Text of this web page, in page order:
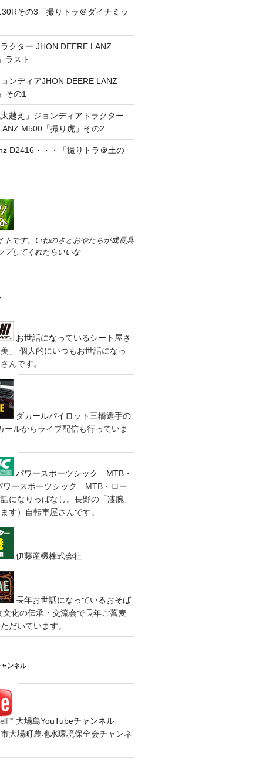
その3「撮りトラ＠ダイナミッ
クター JHON DEERE LANZ
ラスト
ンディアJHON DEERE LANZ
その1
越え」ジョンディアトラクター
M500「撮り虎」その2
D2416・・・「撮りトラ＠土の
トです。いねのさとおやたちが成長具
プしてくれたらいいな
お世話になっているシート屋さ
」
個人的にいつもお世話になっ
んです。
ダカールパイロット三橋選手の
ールからライブ配信も行っていま
パワースポーツシック MTB・
ースポーツシック MTB・ロー
になりっぱなし。長野の「凄腕」
す）自転車屋さんです。
伊藤産機株式会社
長年お世話になっているおそば
化の伝承・交流会で長年ご蕎麦
だいています。
ンネル
大場島YouTubeチャンネル
大場町農地水環境保全会チャンネ